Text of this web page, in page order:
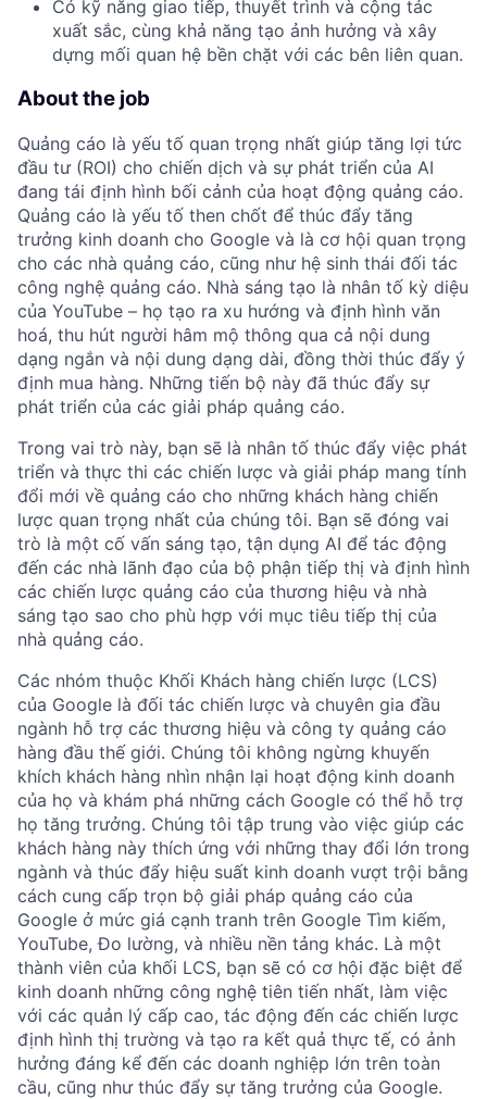
Có kỹ năng giao tiếp, thuyết trình và cộng tác
xuất sắc, cùng khả năng tạo ảnh hưởng và xây
dựng mối quan hệ bền chặt với các bên liên quan.
About the job
Quảng cáo là yếu tố quan trọng nhất giúp tăng lợi tức
đầu tư (ROI) cho chiến dịch và sự phát triển của AI
đang tái định hình bối cảnh của hoạt động quảng cáo.
Quảng cáo là yếu tố then chốt để thúc đẩy tăng
trưởng kinh doanh cho Google và là cơ hội quan trọng
cho các nhà quảng cáo, cũng như hệ sinh thái đối tác
công nghệ quảng cáo. Nhà sáng tạo là nhân tố kỳ diệu
của YouTube – họ tạo ra xu hướng và định hình văn
hoá, thu hút người hâm mộ thông qua cả nội dung
dạng ngắn và nội dung dạng dài, đồng thời thúc đẩy ý
định mua hàng. Những tiến bộ này đã thúc đẩy sự
phát triển của các giải pháp quảng cáo.
Trong vai trò này, bạn sẽ là nhân tố thúc đẩy việc phát
triển và thực thi các chiến lược và giải pháp mang tính
đổi mới về quảng cáo cho những khách hàng chiến
lược quan trọng nhất của chúng tôi. Bạn sẽ đóng vai
trò là một cố vấn sáng tạo, tận dụng AI để tác động
đến các nhà lãnh đạo của bộ phận tiếp thị và định hình
các chiến lược quảng cáo của thương hiệu và nhà
sáng tạo sao cho phù hợp với mục tiêu tiếp thị của
nhà quảng cáo.
Các nhóm thuộc Khối Khách hàng chiến lược (LCS)
của Google là đối tác chiến lược và chuyên gia đầu
ngành hỗ trợ các thương hiệu và công ty quảng cáo
hàng đầu thế giới. Chúng tôi không ngừng khuyến
khích khách hàng nhìn nhận lại hoạt động kinh doanh
của họ và khám phá những cách Google có thể hỗ trợ
họ tăng trưởng. Chúng tôi tập trung vào việc giúp các
khách hàng này thích ứng với những thay đổi lớn trong
ngành và thúc đẩy hiệu suất kinh doanh vượt trội bằng
cách cung cấp trọn bộ giải pháp quảng cáo của
Google ở mức giá cạnh tranh trên Google Tìm kiếm,
YouTube, Đo lường, và nhiều nền tảng khác. Là một
thành viên của khối LCS, bạn sẽ có cơ hội đặc biệt để
kinh doanh những công nghệ tiên tiến nhất, làm việc
với các quản lý cấp cao, tác động đến các chiến lược
định hình thị trường và tạo ra kết quả thực tế, có ảnh
hưởng đáng kể đến các doanh nghiệp lớn trên toàn
cầu, cũng như thúc đẩy sự tăng trưởng của Google.